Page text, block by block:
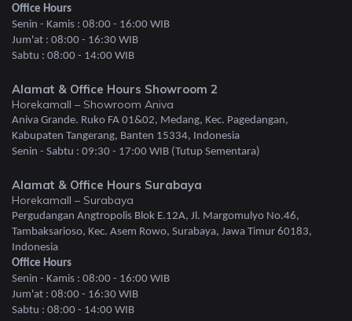
Office Hours
Senin - Kamis : 08:00 - 16:00 WIB
Jum'at : 08:00 - 16:30 WIB
Sabtu : 08:00 - 14:00 WIB
Alamat & Office Hours Showroom 2
Horekamall – Showroom Aniva
Aniva Grande. Ruko FA 01&02, Medang, Kec. Pagedangan,
Kabupaten Tangerang, Banten 15334, Indonesia
Senin - Sabtu : 09:30 - 17:00 WIB (Tutup Sementara)
Alamat & Office Hours Surabaya
Horekamall – Surabaya
Pergudangan Angtropolis Blok E.12A, Jl. Margomulyo No.46,
Tambaksarioso, Kec. Asem Rowo, Surabaya, Jawa Timur 60183,
Indonesia
Office Hours
Senin - Kamis : 08:00 - 16:00 WIB
Jum'at : 08:00 - 16:30 WIB
Sabtu : 08:00 - 14:00 WIB